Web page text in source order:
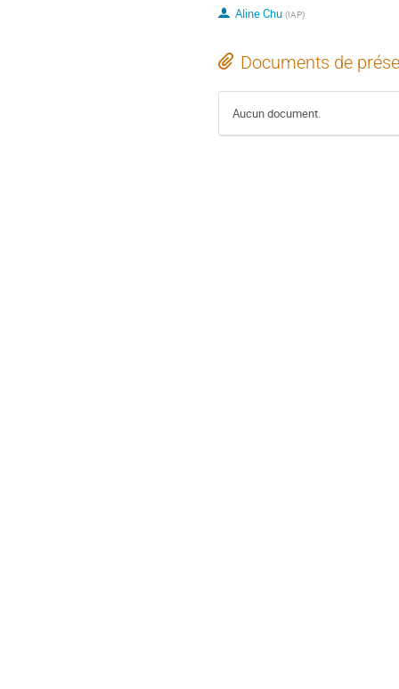
Aline Chu (IAP)
Documents de
Aucun document.